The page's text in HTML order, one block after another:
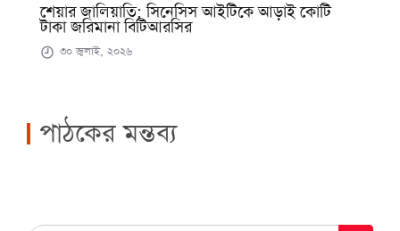
শেয়ার জালিয়াতি: সিনেসিস আইটিকে আড়াই কোটি
টাকা জরিমানা বিটিআরসির
৩০ জুলাই, ২০২৬
পাঠকের মন্তব্য